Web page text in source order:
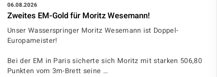
06.08.2026
Zweites EM-Gold für Moritz Wesemann!
Unser Wasserspringer Moritz Wesemann ist Doppel-
Europameister!
Bei der EM in Paris sicherte sich Moritz mit starken 506,80
Punkten vom 3m-Brett seine …